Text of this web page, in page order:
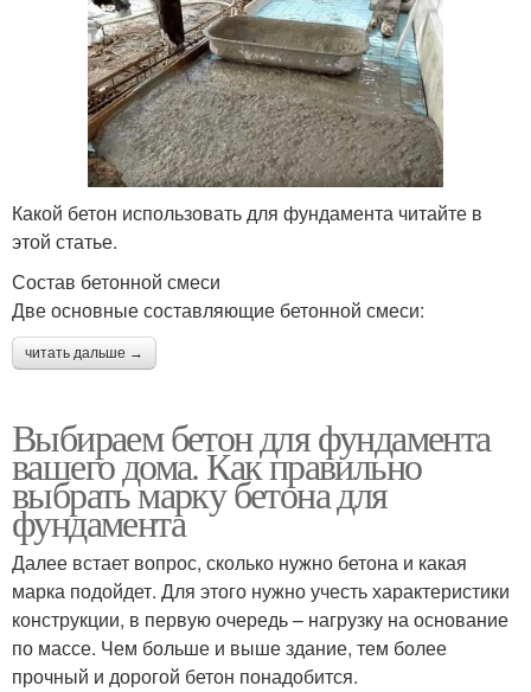
Какой бетон использовать для фундамента читайте в
этой статье.
Состав бетонной смеси
Две основные составляющие бетонной смеси:
читать дальше →
Выбираем бетон для фундамента
вашего дома. Как правильно
выбрать марку бетона для
фундамента
Далее встает вопрос, сколько нужно бетона и какая
марка подойдет. Для этого нужно учесть характеристики
конструкции, в первую очередь – нагрузку на основание
по массе. Чем больше и выше здание, тем более
прочный и дорогой бетон понадобится.